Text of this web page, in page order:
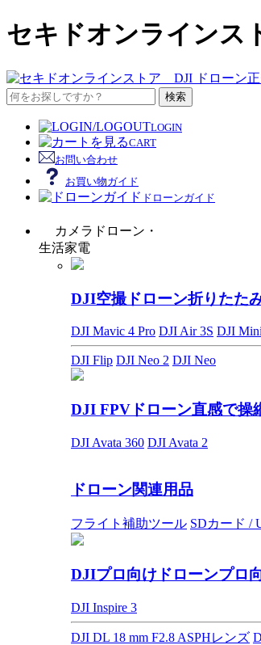
セキドオンライン
検索
LOGIN
CART
お問い合わせ
お買い物ガイド
ドローンガイド
カメラドローン・
生活家電
DJI空撮ドローン折りたた
DJI Mavic 4 Pro DJI Air 3S DJI
DJI Flip DJI Neo 2 DJI Neo
DJI FPVドローン直感で操
DJI Avata 360 DJI Avata 2
ドローン関連用品
フライト補助ツール SDカード /
DJIプロ向けドローンプロ
DJI Inspire 3
DJI DL 18 mm F2.8 ASPHレンズ